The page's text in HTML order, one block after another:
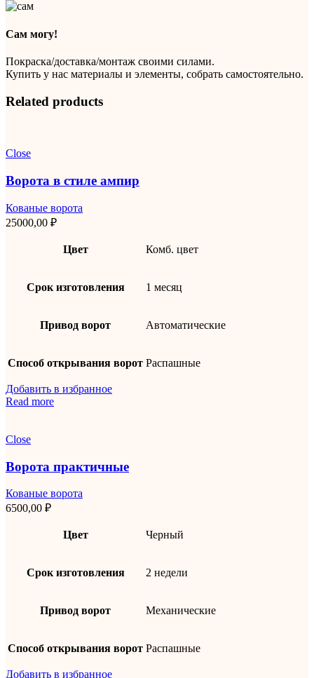
Сам могу!
Покраска/доставка/монтаж своими силами.
Купить у нас материалы и элементы, собрать самостоятельно.
Related products
Close
Ворота в стиле ампир
Кованые ворота
25000,00 ₽
Цвет Комб. цвет
Срок изготовления 1 месяц
Привод ворот Автоматические
Способ открывания ворот Распашные
Добавить в избранное
Read more
Close
Ворота практичные
Кованые ворота
6500,00 ₽
Цвет Черный
Срок изготовления 2 недели
Привод ворот Механические
Способ открывания ворот Распашные
Добавить в избранное